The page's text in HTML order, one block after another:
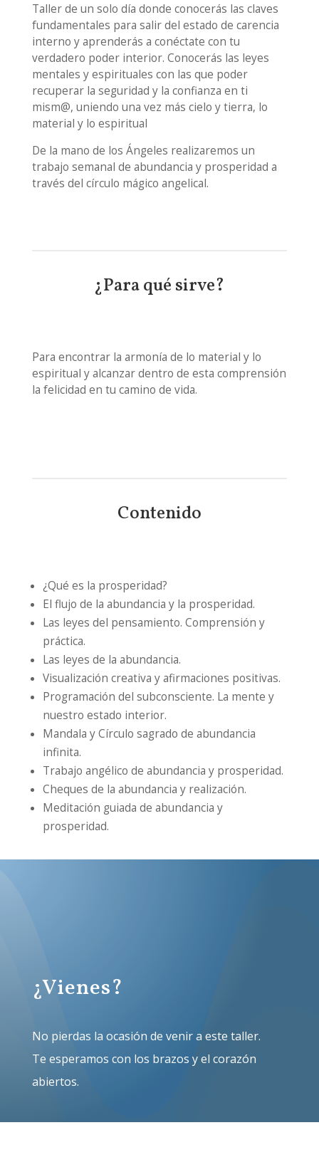
Taller de un solo día donde conocerás las claves
fundamentales para salir del estado de carencia
interno y aprenderás a conéctate con tu
verdadero poder interior. Conocerás las leyes
mentales y espirituales con las que poder
recuperar la seguridad y la confianza en ti
mism@, uniendo una vez más cielo y tierra, lo
material y lo espiritual
De la mano de los Ángeles realizaremos un
trabajo semanal de abundancia y prosperidad a
través del círculo mágico angelical.
¿Para qué sirve?
Para encontrar la armonía de lo material y lo
espiritual y alcanzar dentro de esta comprensión
la felicidad en tu camino de vida.
Contenido
¿Qué es la prosperidad?
El flujo de la abundancia y la prosperidad.
Las leyes del pensamiento. Comprensión y
práctica.
Las leyes de la abundancia.
Visualización creativa y afirmaciones positivas.
Programación del subconsciente. La mente y
nuestro estado interior.
Mandala y Círculo sagrado de abundancia
infinita.
Trabajo angélico de abundancia y prosperidad.
Cheques de la abundancia y realización.
Meditación guiada de abundancia y
prosperidad.
¿Vienes?
No pierdas la ocasión de venir a este taller.
Te esperamos con los brazos y el corazón
abiertos.